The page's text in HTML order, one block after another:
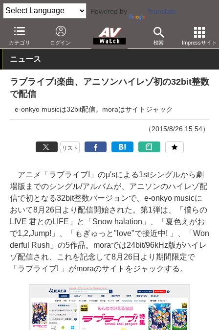
Powered by Translate
カテゴリ ログイン 検索 Impressサイト
AV Watch コンテンツ・サービス 音楽配信 e-onkyo
ニュース
ラブライブ!楽曲、アニソンハイレゾ初の32bit整数
で配信
e-onkyo musicは32bit配信。moraはサイトジャック
（2015/8/26 15:54）
リスト
アニメ「ラブライブ!」のμ'sによる1stシングルから劇
場版までのシングル/アルバムが、アニソンのハイレゾ配
信で初となる32bit整数バージョンで、e-onkyo musicに
おいて8月26日より配信開始された。第1弾は、「僕らの
LIVE 君とのLIFE」と「Snow halation」、「夏色えがお
で1,2,Jump!」、「もぎゅっと"love"で接近中! 」、「Won
derful Rush」の5作品。moraでは24bit/96kHz版がハイレ
ゾ配信され、これを記念して8月26日より期間限定で
「ラブライブ! 」がmoraのサイトをジャックする。